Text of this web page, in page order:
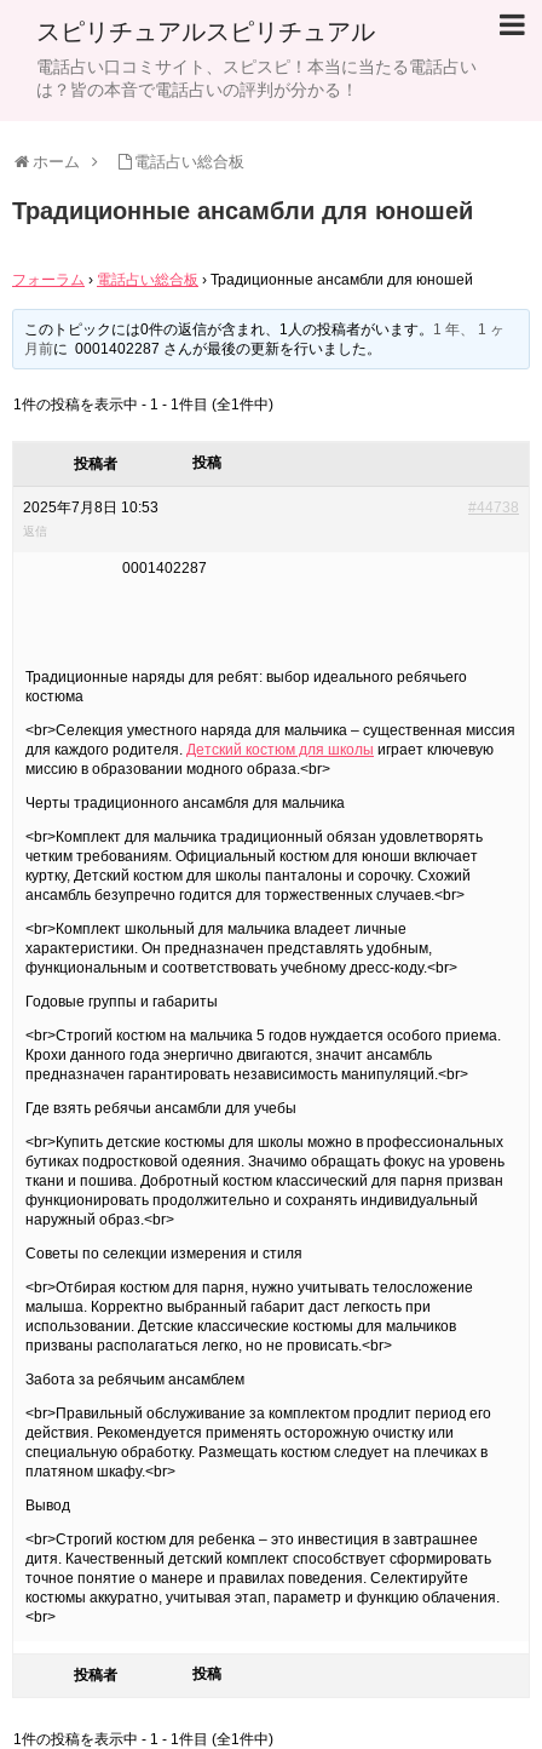
スピリチュアルスピリチュアル
電話占い口コミサイト、スピスピ！本当に当たる電話占い
は？皆の本音で電話占いの評判が分かる！
ホーム 電話占い総合板
Традиционные ансамбли для юношей
フォーラム › 電話占い総合板 › Традиционные ансамбли для юношей
このトピックには0件の返信が含まれ、1人の投稿者がいます。 1 年、 1 ヶ
月前に 0001402287 さんが最後の更新を行いました。
1件の投稿を表示中 - 1 - 1件目 (全1件中)
投稿者 投稿
2025年7月8日 10:53 #44738
返信
0001402287
Традиционные наряды для ребят: выбор идеального ребячьего
костюма
<br>Селекция уместного наряда для мальчика – существенная миссия
для каждого родителя. Детский костюм для школы играет ключевую
миссию в образовании модного образа.<br>
Черты традиционного ансамбля для мальчика
<br>Комплект для мальчика традиционный обязан удовлетворять
четким требованиям. Официальный костюм для юноши включает
куртку, Детский костюм для школы панталоны и сорочку. Схожий
ансамбль безупречно годится для торжественных случаев.<br>
<br>Комплект школьный для мальчика владеет личные
характеристики. Он предназначен представлять удобным,
функциональным и соответствовать учебному дресс-коду.<br>
Годовые группы и габариты
<br>Строгий костюм на мальчика 5 годов нуждается особого приема.
Крохи данного года энергично двигаются, значит ансамбль
предназначен гарантировать независимость манипуляций.<br>
Где взять ребячьи ансамбли для учебы
<br>Купить детские костюмы для школы можно в профессиональных
бутиках подростковой одеяния. Значимо обращать фокус на уровень
ткани и пошива. Добротный костюм классический для парня призван
функционировать продолжительно и сохранять индивидуальный
наружный образ.<br>
Советы по селекции измерения и стиля
<br>Отбирая костюм для парня, нужно учитывать телосложение
малыша. Корректно выбранный габарит даст легкость при
использовании. Детские классические костюмы для мальчиков
призваны располагаться легко, но не провисать.<br>
Забота за ребячьим ансамблем
<br>Правильный обслуживание за комплектом продлит период его
действия. Рекомендуется применять осторожную очистку или
специальную обработку. Размещать костюм следует на плечиках в
платяном шкафу.<br>
Вывод
<br>Строгий костюм для ребенка – это инвестиция в завтрашнее
дитя. Качественный детский комплект способствует сформировать
точное понятие о манере и правилах поведения. Селектируйте
костюмы аккуратно, учитывая этап, параметр и функцию облачения.
<br>
投稿者 投稿
1件の投稿を表示中 - 1 - 1件目 (全1件中)